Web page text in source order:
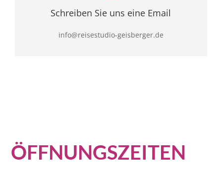
Schreiben Sie uns eine Email
info@reisestudio-geisberger.de
ÖFFNUNGSZEITEN